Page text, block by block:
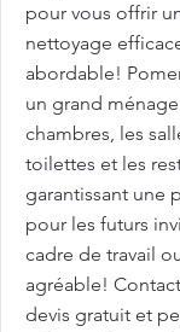
pour vous offrir
nettoyage
abordable!
un grand
chambres, les
toilettes et les
garantissant une
pour les futurs
cadre de travail
agréable!
devis gratuit et